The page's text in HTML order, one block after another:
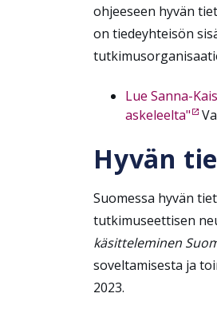
ohjeeseen hyvän
on tiedeyhteisön
Lue Sanna-
askeleelta"
Hyvän
Suomessa hyvän
tutkimuseettisen
käsitteleminen
soveltamisesta ja
2023.